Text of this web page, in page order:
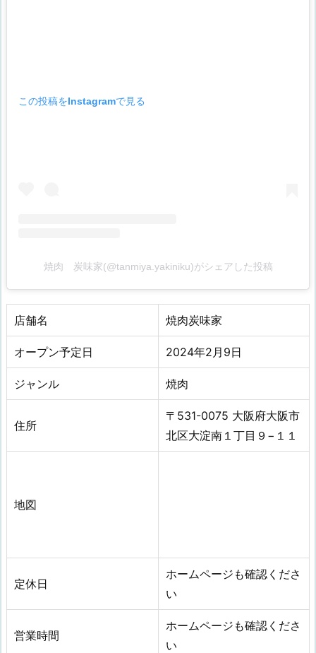
この投稿をInstagramで見る
焼肉 炭味家(@tanmiya.yakiniku)がシェアした投稿
店舗名 焼肉炭味家
オープン予定日 2024年2月9日
ジャンル 焼肉
住所
〒531-0075 大阪府大阪市
北区大淀南１丁目９−１１
地図
定休日
ホームページも確認くださ
い
営業時間
ホームページも確認くださ
い